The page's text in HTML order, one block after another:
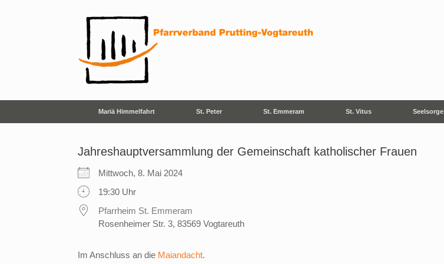
Mariä Himmelfahrt St. Peter St. Emmeram St. Vitus Seelsorge
Jahreshauptversammlung der Gemeinschaft katholischer Frauen
Mittwoch, 8. Mai 2024
19:30 Uhr
Pfarrheim St. Emmeram
Rosenheimer Str. 3, 83569 Vogtareuth
Im Anschluss an die Maiandacht.